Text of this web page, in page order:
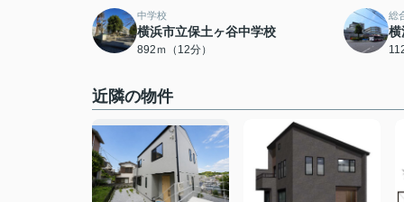
中学校
横浜市立保土ヶ谷中学校
892ｍ（12分）
総
横
近隣の物件